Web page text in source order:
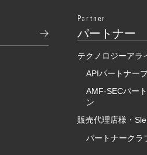
Partner
パートナー
テクノロジーアラ
APIパートナー
AMF-SECパー
ン
販売代理店様・
パートナークラ